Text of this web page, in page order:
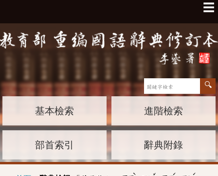
☰
基本檢索 進階檢索
部首索引 辭典附錄
ˋ ˇ ˊ ˊ